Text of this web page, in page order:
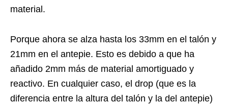
material.
Porque ahora se alza hasta los 33mm en el talón y
21mm en el antepie. Esto es debido a que ha
añadido 2mm más de material amortiguado y
reactivo. En cualquier caso, el drop (que es la
diferencia entre la altura del talón y la del antepie)